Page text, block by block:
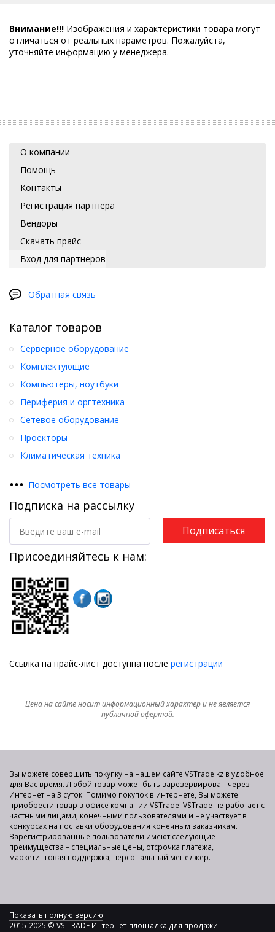
Внимание!!! Изображения и характеристики товара могут
отличаться от реальных параметров. Пожалуйста,
уточняйте информацию у менеджера.
О компании
Помощь
Контакты
Регистрация партнера
Вендоры
Скачать прайс
Вход для партнеров
Обратная связь
Каталог товаров
Серверное оборудование
Комплектующие
Компьютеры, ноутбуки
Периферия и оргтехника
Сетевое оборудование
Проекторы
Климатическая техника
••• Посмотреть все товары
Подписка на рассылку
Подписаться
Присоединяйтесь к нам:
Ссылка на прайс-лист доступна после регистрации
Цена на сайте носит информационный характер и не является
публичной офертой.
Вы можете совершить покупку на нашем сайте VSTrade.kz в удобное
для Вас время. Любой товар может быть зарезервирован через
Интернет на 3 суток. Помимо покупок в интернете, Вы можете
приобрести товар в офисе компании VSTrade. VSTrade не работает с
частными лицами, конечными пользователями и не участвует в
конкурсах на поставки оборудования конечным заказчикам.
Зарегистрированные пользователи имеют следующие
преимущества – специальные цены, отсрочка платежа,
маркетинговая поддержка, персональный менеджер.
Показать полную версию
2015-2025 © VS TRADE Интернет-площадка для продажи